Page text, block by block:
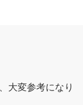
大変参考になり